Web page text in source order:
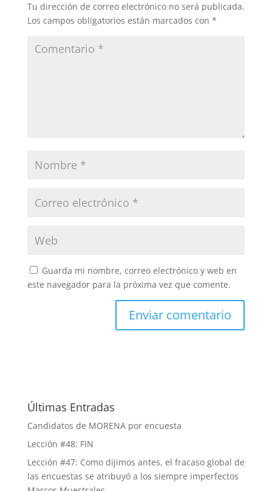
Tu dirección de correo electrónico no será publicada.
Los campos obligatorios están marcados con *
Guarda mi nombre, correo electrónico y web en
este navegador para la próxima vez que comente.
Últimas Entradas
Candidatos de MORENA por encuesta
Lección #48: FIN
Lección #47: Como dijimos antes, el fracaso global de
las encuestas se atribuyó a los siempre imperfectos